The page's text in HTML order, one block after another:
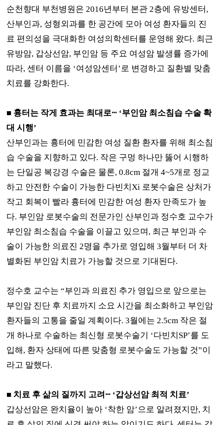
순천향대 부천병원은2016년부터 본관2층에 유방센터 ,
산부인과, 성형외과를 한 공간에 모아 여성 환자들의 진
료 편의성을 극대화한 여성의학센터를 운영해 왔다. 최근
유방암, 갑상선암, 부인암 등 주요 여성암 발생률 증가에
따라,센터 이름을 ‘여성암센터 ’로 변경하고 질환별 맞춤
치료를 강화한다.
■ 흉터는 작게 효과는 최대로ⵈ ‘부인암 최소침습 수술 확
대 시행’
산부인과는 흉터에 민감한 여성 질환 환자를 위해 최소침
습 수술을 지향하고 있다. 작은 구멍 하나만 뚫어 시행하
는 단일공 복강경 수술은 물론, 0.8cm 절개4~5개로 정교
하고 안전한 수술이 가능한 다빈치Xi 로봇수술은 상처가
작고 회복이 빨라 흉터에 민감한 여성 환자 만족도가 높
다. 부인암 로봇수술의 전문가인 산부인과 정수호 교수가
부인암 최소침습 수술을 이끌고 있으며 , 최근 부인과 수
술이 가능한 의료진2명을 추가로 영입해3월부터 더 차
별화된 부인암 치료가 가능할 것으로 기대된다.
정수호 교수는“부인과 의료진 추가 영입으로 앞으로는
부인암 진단 후 치료까지 소요 시간을 최소화하고 부인암
환자들의 고통을 줄일 계획이다. 3월에는2.5cm 작은 절
개 하나로 수술하는 최신형 로봇수술기 ‘다빈치 SP’를 도
입해 , 환자 상태에 따른 맞춤형 로봇수술도 가능할 것”이
라고 말했다.
■ 치료 후 삶의 질까지 고려 ⵈ ‘갑상선암 최적 치료’
갑상선암은 완치율이 높아 ‘착한 암’으로 알려졌지만, 치